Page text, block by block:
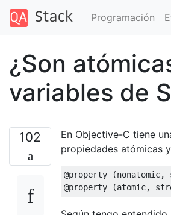
Programación
¿Son
variables de
102
En Objective-C tiene
propiedades atómicas
@property (nonatomic,
@property
(atomic,